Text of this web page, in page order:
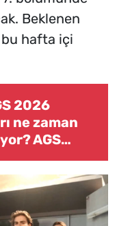
Beklenen
hafta içi
2026
ne zaman
AGS
için ÖSYM